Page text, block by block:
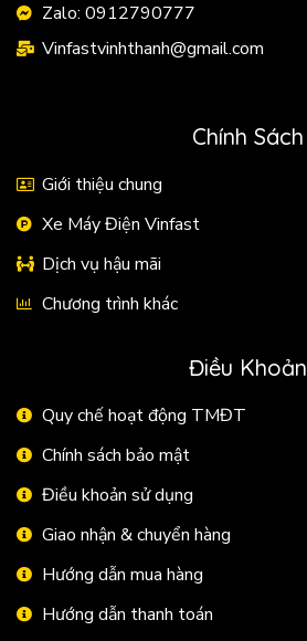
Zalo: 0912790777
Vinfastvinhthanh@gmail.com
Chính Sách
Giới thiệu chung
Xe Máy Điện Vinfast
Dịch vụ hậu mãi
Chương trình khác
Điều Khoản
Quy chế hoạt động TMĐT
Chính sách bảo mật
Điều khoản sử dụng
Giao nhận & chuyển hàng
Hướng dẫn mua hàng
Hướng dẫn thanh toán